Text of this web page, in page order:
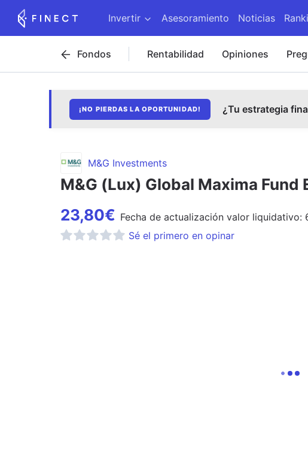
Invertir Asesoramiento Noticias
Fondos Rentabilidad Opiniones
¡NO PIERDAS LA OPORTUNIDAD! ¿Tu estrategia
M&G Investments
M&G (Lux) Global Maxima Fund
23,80€ Fecha de actualización valor liquidativo:
Sé el primero en opinar